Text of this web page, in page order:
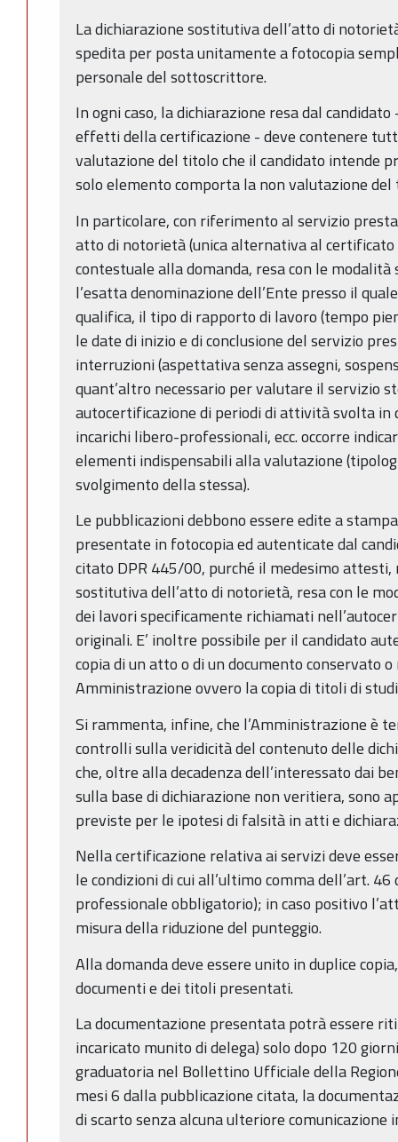
La dichiarazione sostitutiva dell’atto di
spedita per posta unitamente a fotocopia
personale del sottoscrittore.
In ogni caso, la dichiarazione resa dal
effetti della certificazione - deve contenere
valutazione del titolo che il candidato intende
solo elemento comporta la non valutazione
In particolare, con riferimento al servizio
atto di notorietà (unica alternativa al
contestuale alla domanda, resa con le
l’esatta denominazione dell’Ente presso il
qualifica, il tipo di rapporto di lavoro (tempo
le date di inizio e di conclusione del servizio
interruzioni (aspettativa senza assegni,
quant’altro necessario per valutare il servizio
autocertificazione di periodi di attività svolta in
incarichi libero-professionali, ecc. occorre
elementi indispensabili alla valutazione
svolgimento della stessa).
Le pubblicazioni debbono essere edite a
presentate in fotocopia ed autenticate dal
citato DPR 445/00, purché il medesimo
sostitutiva dell’atto di notorietà, resa con le
dei lavori specificamente richiamati
originali. E’ inoltre possibile per il candidato
copia di un atto o di un documento conservato
Amministrazione ovvero la copia di titoli di
Si rammenta, infine, che l’Amministrazione è
controlli sulla veridicità del contenuto delle
che, oltre alla decadenza dell’interessato dai
sulla base di dichiarazione non veritiera, sono
previste per le ipotesi di falsità in atti e
Nella certificazione relativa ai servizi deve
le condizioni di cui all’ultimo comma dell’art.
professionale obbligatorio); in caso positivo
misura della riduzione del punteggio.
Alla domanda deve essere unito in duplice
documenti e dei titoli presentati.
La documentazione presentata potrà essere
incaricato munito di delega) solo dopo 120
graduatoria nel Bollettino Ufficiale della
mesi 6 dalla pubblicazione citata, la
di scarto senza alcuna ulteriore comunicazione